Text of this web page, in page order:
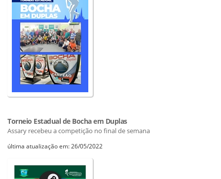
Torneio Estadual de Bocha em Duplas
Assary recebeu a competição no final de semana
última atualização em: 26/05/2022